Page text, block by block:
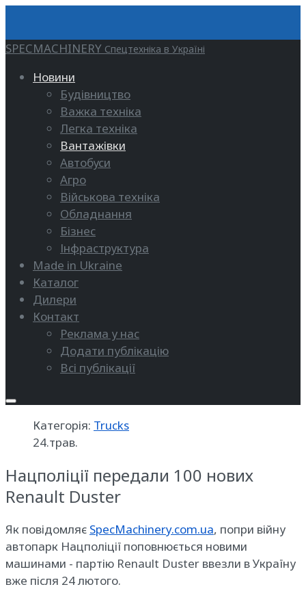
SPECMACHINERY Спецтехніка в Україні
Новини
Будівництво
Важка техніка
Легка техніка
Вантажівки
Автобуси
Агро
Військова техніка
Обладнання
Бізнес
Інфраструктура
Made in Ukraine
Каталог
Дилери
Контакт
Реклама у нас
Додати публікацію
Всі публікації
Категорія: Trucks
24.трав.
Нацполіції передали 100 нових
Renault Duster
Як повідомляє SpecMachinery.com.ua, попри війну
автопарк Нацполіції поповнюється новими
машинами - партію Renault Duster ввезли в Україну
вже після 24 лютого.